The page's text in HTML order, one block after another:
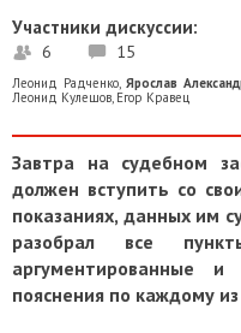
Участники дискуссии:
6 15
Леонид Радченко, Ярослав
Леонид Кулешов, Егор Кравец
Завтра на судебном
должен вступить со
показаниях, данных им
разобрал все
аргументированные и
пояснения по каждому